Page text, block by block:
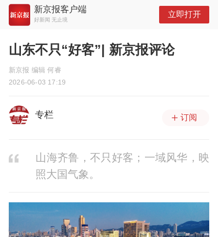
新京报客户端
好新闻 无止境
立即打开
山东不只“好客”| 新京报评论
新京报 编辑 何睿
2026-06-03 17:19
专栏 订阅
山海齐鲁，不只好客；一域风华，映
照大国气象。